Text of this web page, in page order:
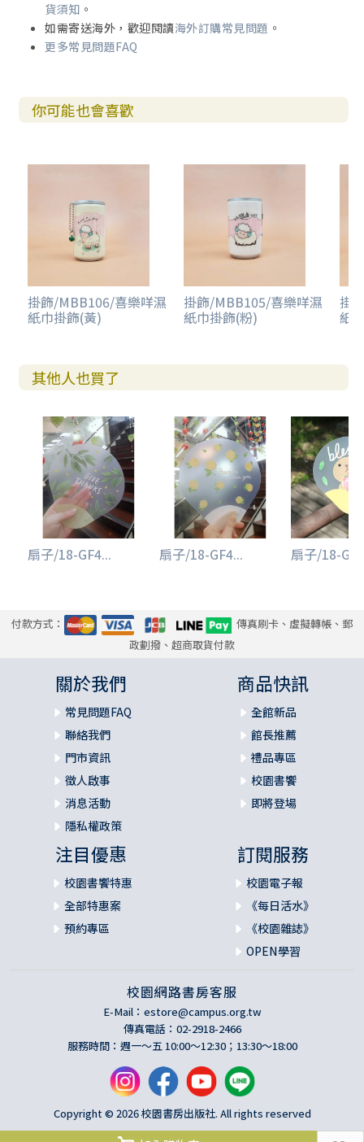
貨須知 。
如需寄送海外，歡迎閱讀海外訂購常見問題 。
更多常見問題FAQ
你可能也會喜歡
掛飾/MBB106/喜樂咩濕
紙巾掛飾(黃)
掛飾/MBB105/喜樂咩濕
紙巾掛飾(粉)
掛
紙
其他人也買了
扇子/18-GF4... 扇子/18-GF4... 扇子/18-
付款方式：
傳真刷卡、虛擬轉帳、郵
政劃撥、超商取貨付款
關於我們
常見問題FAQ
聯絡我們
門市資訊
徵人啟事
消息活動
隱私權政策
商品快訊
全館新品
館長推薦
禮品專區
校園書饗
即將登場
注目優惠
校園書饗特惠
全部特惠案
預約專區
訂閱服務
校園電子報
《每日活水》
《校園雜誌》
OPEN學習
校園網路書房客服
E-Mail： estore@campus.org.tw
傳真電話：02-2918-2466
服務時間：週一～五 10:00～12:30；13:30～18:00
Copyright © 2026 校園書房出版社. All rights reserved